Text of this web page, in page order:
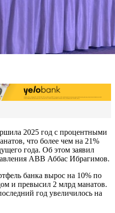
2025 год с процентными
что более чем на 21%
года. Об этом заявил
ABB Аббас Ибрагимов.
банка вырос на 10% по
и превысил 2 млрд манатов.
год увеличилось на